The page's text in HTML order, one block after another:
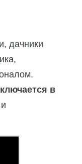
дачники
в